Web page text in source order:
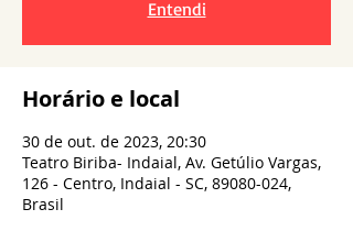
Entendi
Horário e local
30 de out. de 2023, 20:30
Teatro Biriba- Indaial, Av. Getúlio Vargas,
126 - Centro, Indaial - SC, 89080-024,
Brasil